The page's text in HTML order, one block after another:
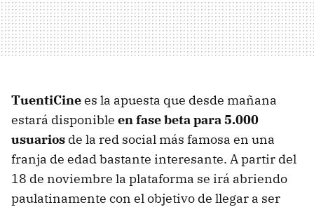
TuentiCinees la apuesta que desde mañana
estará disponible en fase beta para 5.000
usuarios de la red social más famosa en una
franja de edad bastante interesante. A partir del
18 de noviembre la plataforma se irá abriendo
paulatinamente con el objetivo de llegar a ser